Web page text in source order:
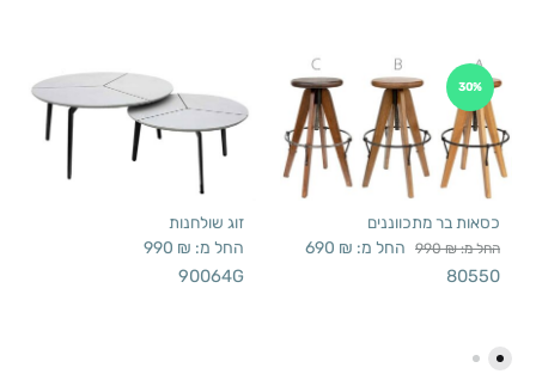
30%
כסאות בר מתכווננים
החל מ: 990₪ החל מ: 690 ₪
80550
זוג שולחנות
החל מ: 990 ₪
90064G